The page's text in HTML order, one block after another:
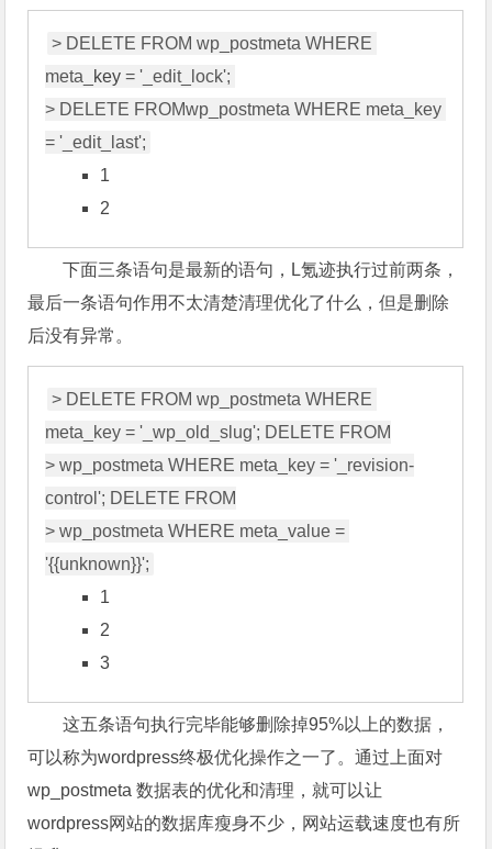
> DELETE FROM wp_postmeta WHERE
meta_ key = '_edit_lock';
> DELETE FROMwp_postmeta WHERE meta_key
1
2
下面三条语句是最新的语句，L氪迹执行过前两条，
最后一条语句作用不太清楚清理优化了什么，但是删除
后没有异常。
> DELETE FROM wp_postmeta WHERE
meta_key = '_wp_old_slug'; DELETE FROM
> wp_postmeta WHERE meta_key = '_revision-
control'; DELETE FROM
> wp_postmeta WHERE meta_value =
'{
1
2
3
这五条语句执行完毕能够删除掉95%以上的数据，
可以称为wordpress终极优化操作之一了。通过上面对
wp_postmeta 数据表的优化和清理，就可以让
wordpress网站的数据库瘦身不少，网站运载速度也有所